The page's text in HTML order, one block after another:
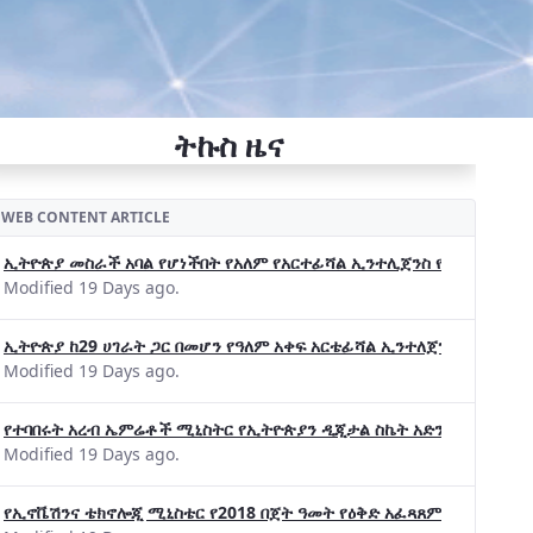
ትኩስ ዜና
WEB CONTENT ARTICLE
ኢትዮጵያ መስራች አባል የሆነችበት የአለም የአርተፊሻል ኢንተሊጀንስ የትብብር
Modified 19 Days ago.
ኢትዮጵያ ከ29 ሀገራት ጋር በመሆን የዓለም አቀፍ አርቴፊሻል ኢንተለጀንስ ትብብር
Modified 19 Days ago.
የተባበሩት አረብ ኤምሬቶች ሚኒስትር የኢትዮጵያን ዲጂታል ስኬት አድንቀዋል
Modified 19 Days ago.
የኢኖቬሽንና ቴክኖሎጂ ሚኒስቴር የ2018 በጀት ዓመት የዕቅድ አፈጻጸምና የቀጣይ